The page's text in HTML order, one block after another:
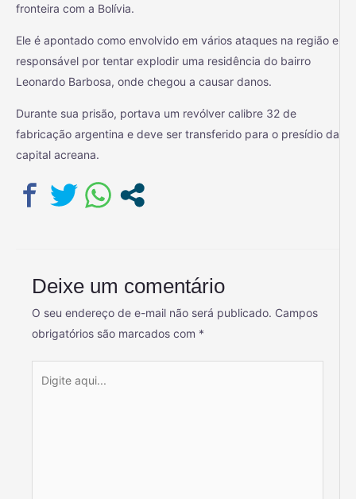
fronteira com a Bolívia.
Ele é apontado como envolvido em vários ataques na região e
responsável por tentar explodir uma residência do bairro
Leonardo Barbosa, onde chegou a causar danos.
Durante sua prisão, portava um revólver calibre 32 de
fabricação argentina e deve ser transferido para o presídio da
capital acreana.
Deixe um comentário
O seu endereço de e-mail não será publicado. Campos
obrigatórios são marcados com *